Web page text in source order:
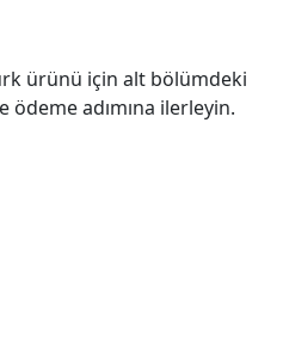
ürünü için alt bölümdeki
adımına ilerleyin.